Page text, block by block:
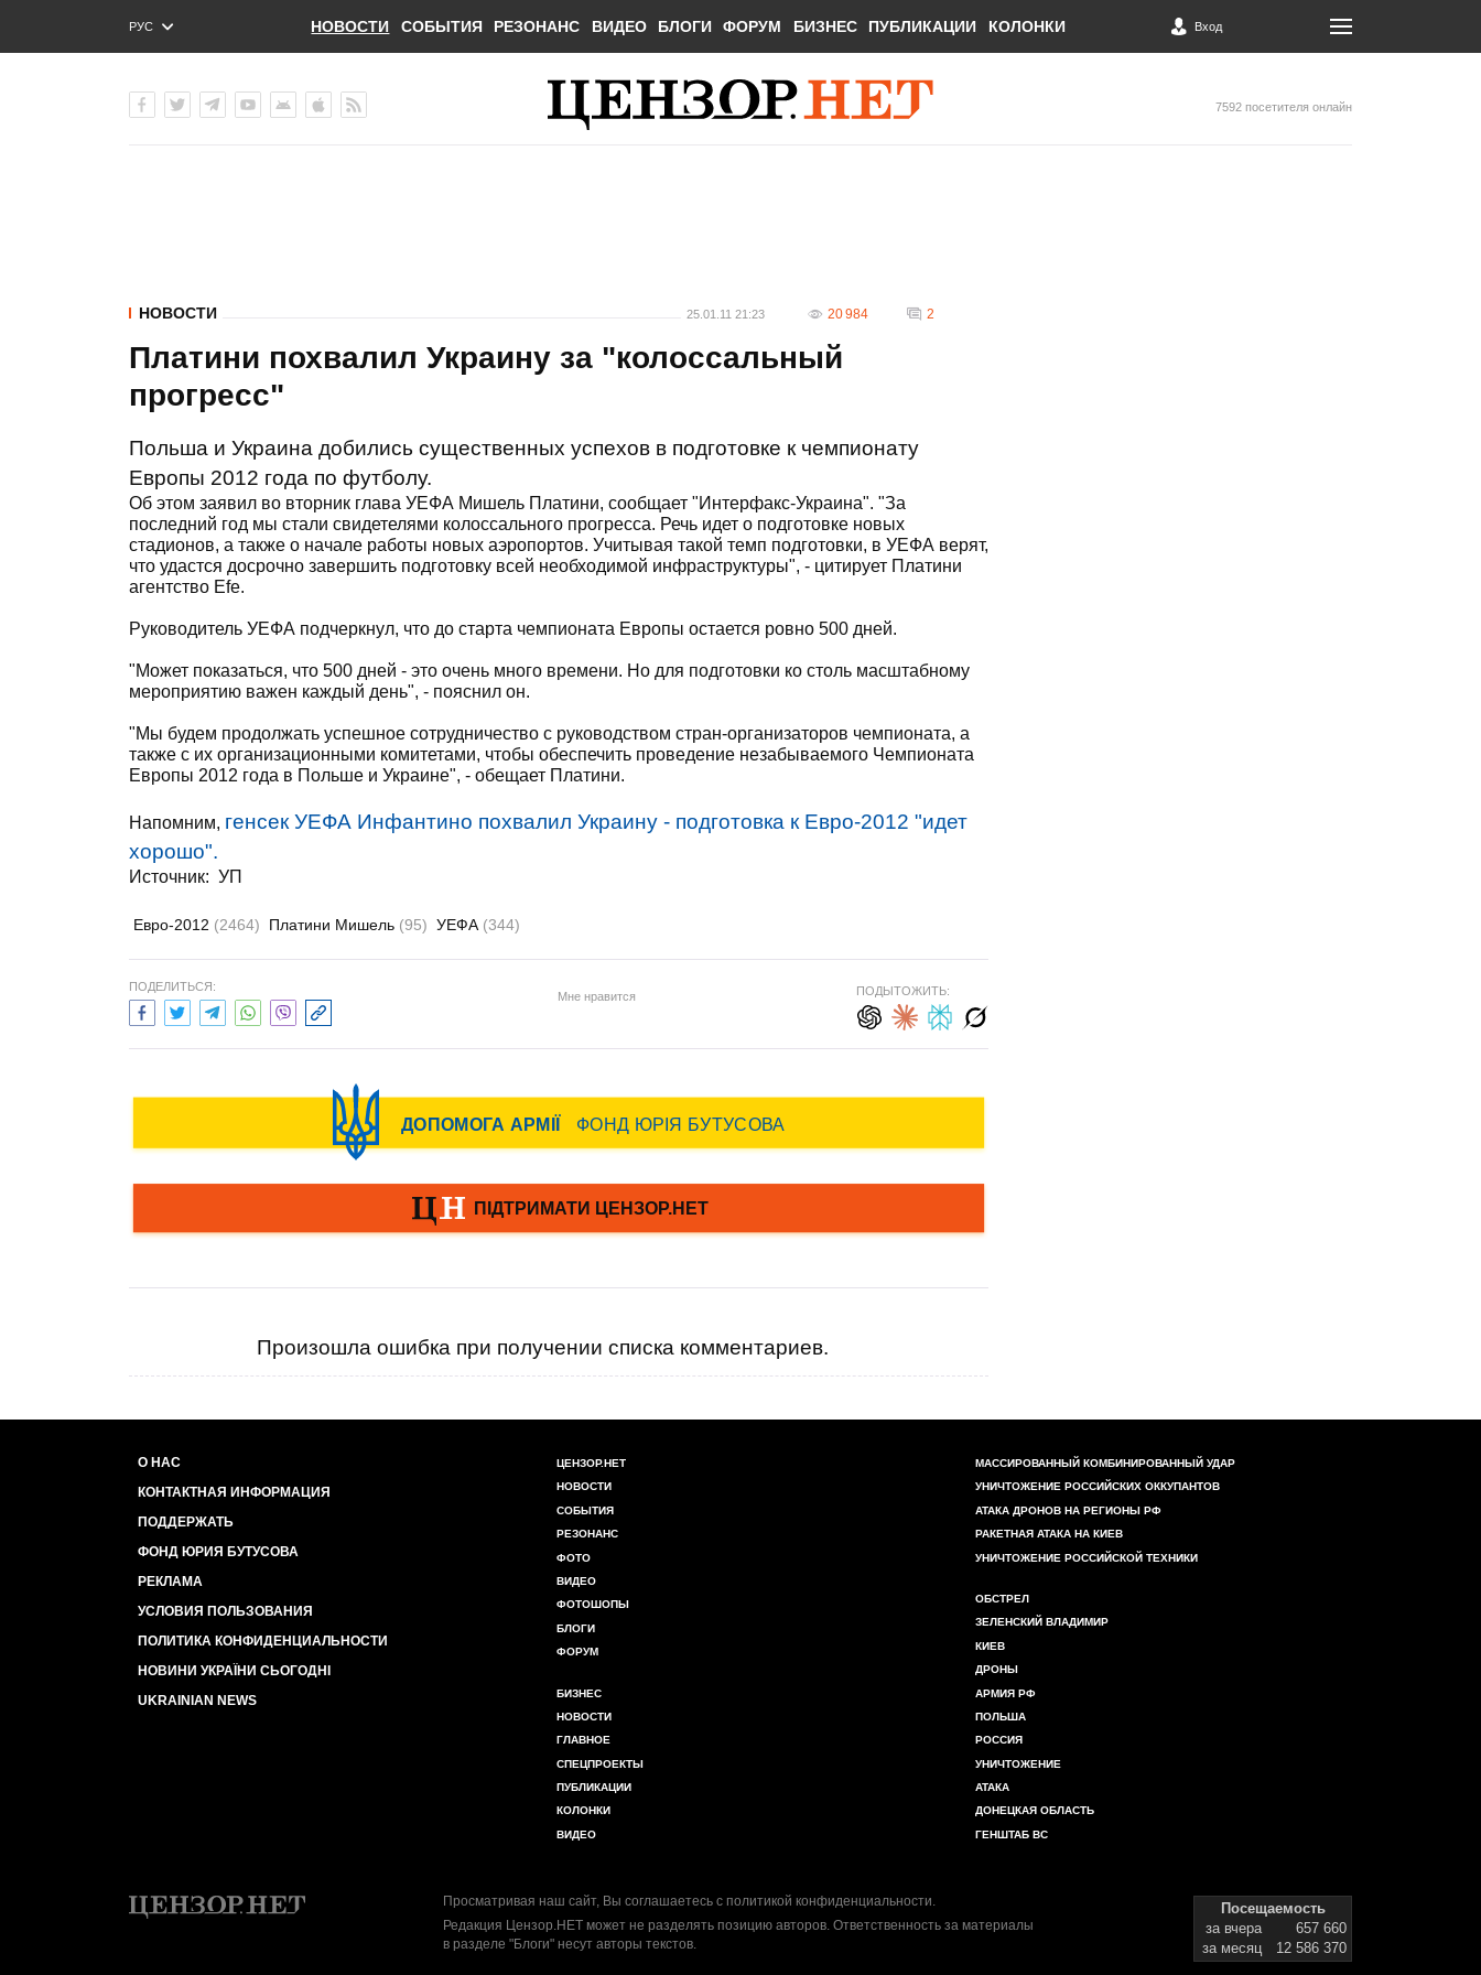
РУС
ENG
НОВОСТИ СОБЫТИЯ РЕЗОНАНС ВИДЕО БЛОГИ ФОРУМ БИЗНЕС ПУБЛИКАЦИИ КОЛОНКИ Вход
7592 посетителя онлайн
НОВОСТИ 25.01.11 21:23 20 984 2
Платини похвалил Украину за "колоссальный
прогресс"
Польша и Украина добились существенных успехов в подготовке к чемпионату
Европы 2012 года по футболу.
Об этом заявил во вторник глава УЕФА Мишель Платини, сообщает "Интерфакс-Украина". "За
последний год мы стали свидетелями колоссального прогресса. Речь идет о подготовке новых
стадионов, а также о начале работы новых аэропортов. Учитывая такой темп подготовки, в УЕФА верят,
что удастся досрочно завершить подготовку всей необходимой инфраструктуры", - цитирует Платини
агентство Efe.
Руководитель УЕФА подчеркнул, что до старта чемпионата Европы остается ровно 500 дней.
"Может показаться, что 500 дней - это очень много времени. Но для подготовки ко столь масштабному
мероприятию важен каждый день", - пояснил он.
"Мы будем продолжать успешное сотрудничество с руководством стран-организаторов чемпионата, а
также с их организационными комитетами, чтобы обеспечить проведение незабываемого Чемпионата
Европы 2012 года в Польше и Украине", - обещает Платини.
Напомним, генсек УЕФА Инфантино похвалил Украину - подготовка к Евро-2012 "идет
хорошо".
Источник: УП
Евро-2012 (2464) Платини Мишель (95) УЕФА (344)
ПОДЕЛИТЬСЯ:
Мне нравится ПОДЫТОЖИТЬ:
Произошла ошибка при получении списка комментариев.
О НАС
КОНТАКТНАЯ ИНФОРМАЦИЯ
ПОДДЕРЖАТЬ
ФОНД ЮРИЯ БУТУСОВА
РЕКЛАМА
УСЛОВИЯ ПОЛЬЗОВАНИЯ
ПОЛИТИКА КОНФИДЕНЦИАЛЬНОСТИ
НОВИНИ УКРАЇНИ СЬОГОДНІ
UKRAINIAN NEWS
ЦЕНЗОР.НЕТ
НОВОСТИ
СОБЫТИЯ
РЕЗОНАНС
ФОТО
ВИДЕО
ФОТОШОПЫ
БЛОГИ
ФОРУМ
БИЗНЕС
НОВОСТИ
ГЛАВНОЕ
СПЕЦПРОЕКТЫ
ПУБЛИКАЦИИ
КОЛОНКИ
ВИДЕО
МАССИРОВАННЫЙ КОМБИНИРОВАННЫЙ УДАР
УНИЧТОЖЕНИЕ РОССИЙСКИХ ОККУПАНТОВ
АТАКА ДРОНОВ НА РЕГИОНЫ РФ
РАКЕТНАЯ АТАКА НА КИЕВ
УНИЧТОЖЕНИЕ РОССИЙСКОЙ ТЕХНИКИ
ОБСТРЕЛ
ЗЕЛЕНСКИЙ ВЛАДИМИР
КИЕВ
ДРОНЫ
АРМИЯ РФ
ПОЛЬША
РОССИЯ
УНИЧТОЖЕНИЕ
АТАКА
ДОНЕЦКАЯ ОБЛАСТЬ
ГЕНШТАБ ВС
Просматривая наш сайт, Вы соглашаетесь с политикой конфиденциальности.
Редакция Цензор.НЕТ может не разделять позицию авторов. Ответственность за материалы
в разделе "Блоги" несут авторы текстов.
Посещаемость
за вчера
657 660
за месяц
12 586 370